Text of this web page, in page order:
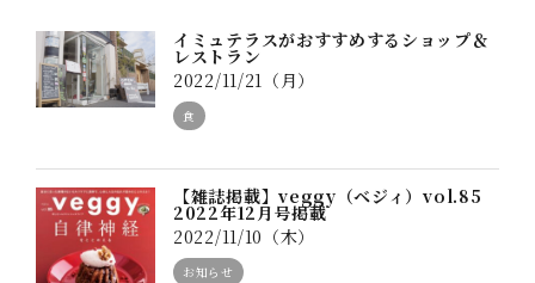
イミュテラスがおすすめするショップ＆
レストラン
2022/11/21（月）
食
【雑誌掲載】veggy（ベジィ）vol.85
2022年12月号掲載
2022/11/10（木）
お知らせ